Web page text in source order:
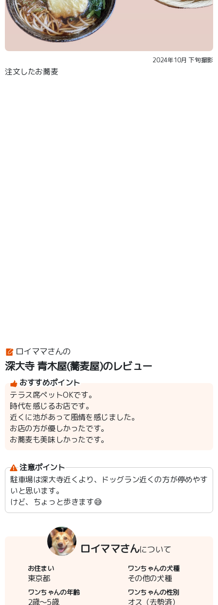
2024年10月 下旬撮影
注文したお蕎麦
ロイママさんの
深大寺 青木屋(蕎麦屋)のレビュー
おすすめポイント
テラス席ペットOKです。
時代を感じるお店です。
近くに池があって風情を感じました。
お店の方が優しかったです。
お蕎麦も美味しかったです。
注意ポイント
駐車場は深大寺近くより、ドッグラン近くの方が停めやす
いと思います。
けど、ちょっと歩きます😅
ロイママさんについて
お住まい
東京都
ワンちゃんの犬種
その他の犬種
ワンちゃんの年齢
2歳～5歳
ワンちゃんの性別
オス（去勢済）